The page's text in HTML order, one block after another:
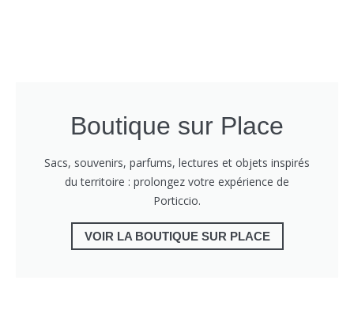
Boutique sur Place
Sacs, souvenirs, parfums, lectures et objets inspirés
du territoire : prolongez votre expérience de
Porticcio.
VOIR LA BOUTIQUE SUR PLACE